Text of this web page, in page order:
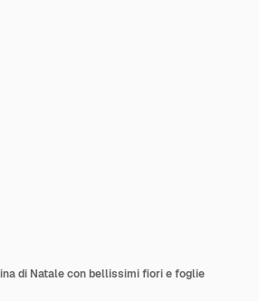
di Natale con bellissimi fiori e foglie